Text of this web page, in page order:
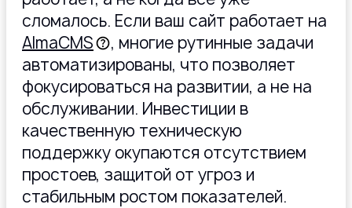
сломалось. Если ваш сайт работает на
AlmaCMS
, многие рутинные задачи
автоматизированы, что позволяет
фокусироваться на развитии, а не на
обслуживании. Инвестиции в
качественную техническую
поддержку окупаются отсутствием
простоев, защитой от угроз и
стабильным ростом показателей.